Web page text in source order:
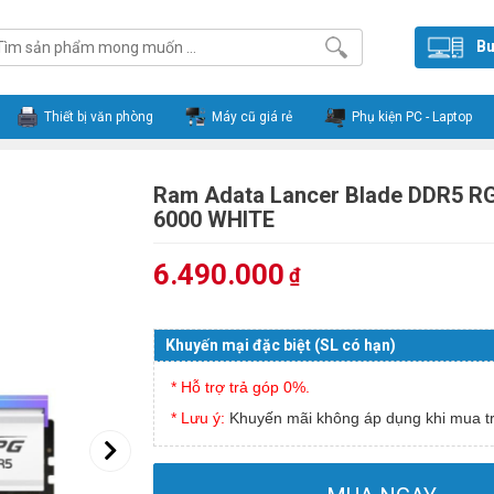
Thiết bị văn phòng Máy cũ giá rẻ Phụ kiện PC - Laptop
Ram Adata Lancer Blade DDR5
6000 WHITE
6.490.000 ₫
Khuyến mại đặc biệt (SL có hạn)
* Hỗ trợ trả góp 0%.
* Lưu ý: Khuyến mãi không áp dụng khi mua